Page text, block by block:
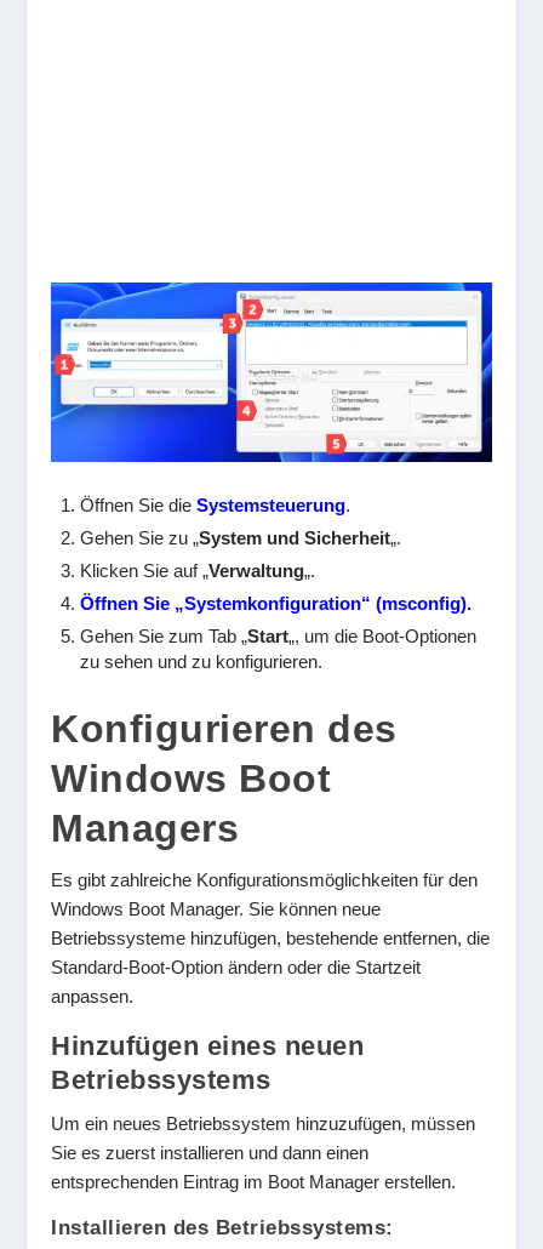
Öffnen Sie dieSystemsteuerung.
Gehen Sie zu „System und Sicherheit„.
Klicken Sie auf „Verwaltung„.
Öffnen Sie „Systemkonfiguration“ (msconfig).
Gehen Sie zum Tab „Start„, um die Boot-Optionen
zu sehen und zu konfigurieren.
Konfigurieren des
Windows Boot
Managers
Es gibt zahlreiche Konfigurationsmöglichkeiten für den
Windows Boot Manager. Sie können neue
Betriebssysteme hinzufügen, bestehende entfernen, die
Standard-Boot-Option ändern oder die Startzeit
anpassen.
Hinzufügen eines neuen
Betriebssystems
Um ein neues Betriebssystem hinzuzufügen, müssen
Sie es zuerst installieren und dann einen
entsprechenden Eintrag im Boot Manager erstellen.
Installieren des Betriebssystems: